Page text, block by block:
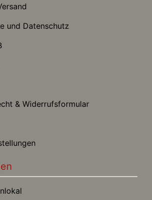
und Datenschutz
& Widerrufsformular